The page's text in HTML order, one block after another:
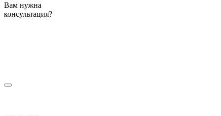
Вам нужна
консультация?